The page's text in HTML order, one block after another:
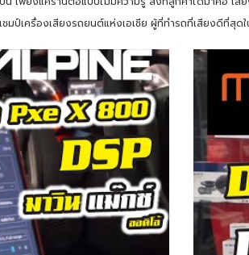
เครื่องเสียงรถยนต์แห่งเอเชีย ผู้ที่ทำรถที่เสียงดีที่สุดใน